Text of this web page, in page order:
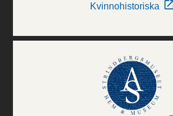
Kvinnohistoriska